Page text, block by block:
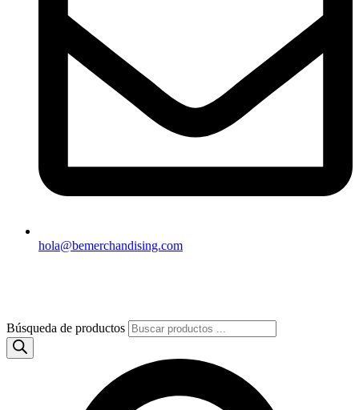
hola@bemerchandising.com
Búsqueda de productos